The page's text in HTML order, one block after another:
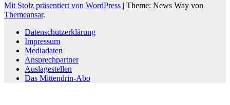
Mit Stolz präsentiert von WordPress | Theme: News Way von
Themeansar.
Datenschutzerklärung
Impressum
Mediadaten
Ansprechpartner
Auslagestellen
Das Mittendrin-Abo